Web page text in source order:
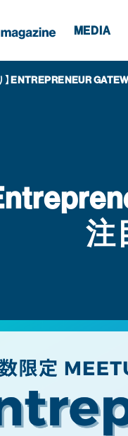
MEDIA
】ENTREPRENEUR
注